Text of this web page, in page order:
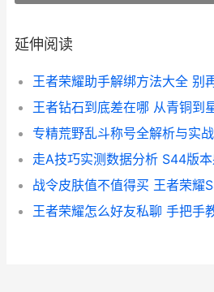
延伸阅读
王者钻石到底差在哪 从青铜到
专精荒野乱斗称号全解析与实
走A技巧实测数据分析 S44版